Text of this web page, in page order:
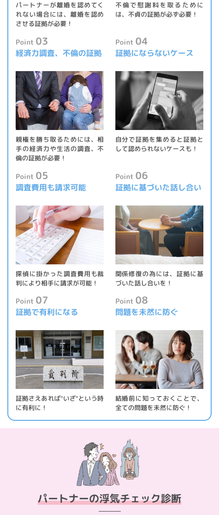
パートナーが離婚を認めてく
れない場合には、離婚を認め
させる証拠が必要！
不倫で慰謝料を取るために
は、不貞の証拠が必ず必要！
Point 03
経済力調査、 不倫の証拠
親権を勝ち取るためには、相
手の経済力や生活の調査、不
倫の証拠が必要！
Point 04
証拠にならないケース
自分で証拠を集めると証拠と
して認められないケースも！
Point 05
調査費用も請求可能
探偵に掛かった調査費用も裁
判により相手に請求が可能！
Point 06
証拠に基づいた話し合い
関係修復の為には、証拠に基
づいた話し合いを！
Point 07
証拠で有利になる
証拠さえあれば"いざ"という時
に有利に！
Point 08
問題を未然に防ぐ
結婚前に知っておくことで、
全ての問題を未然に防ぐ！
パートナーの浮気チェック診断